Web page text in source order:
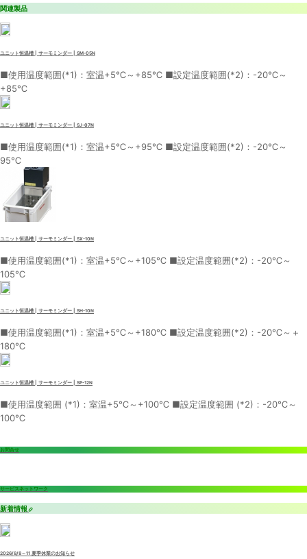
関連製品
ユニット恒温槽 | サーモミンダー | SM-05N
■使用温度範囲(*1)：室温+5℃～+85℃ ■設定温度範囲(*2)：-20℃～
+85℃
ユニット恒温槽 | サーモミンダー | SJ-07N
■使用温度範囲(*1)：室温+5℃～+95℃ ■設定温度範囲(*2)：-20℃～
95℃
ユニット恒温槽 | サーモミンダー | SX-10N
■使用温度範囲(*1)：室温+5℃～+105℃ ■設定温度範囲(*2)：-20℃～
105℃
ユニット恒温槽 | サーモミンダー | SH-10N
■使用温度範囲(*1)：室温+5℃～+180℃ ■設定温度範囲(*2)：-20℃～＋
180℃
ユニット恒温槽 | サーモミンダー | SP-12N
■使用温度範囲 (*1)：室温+5℃～+100℃ ■設定温度範囲 (*2)：-20℃～
100℃
お問合せ
サービスネットワーク
新着情報
2026/8/8～11 夏季休業のお知らせ